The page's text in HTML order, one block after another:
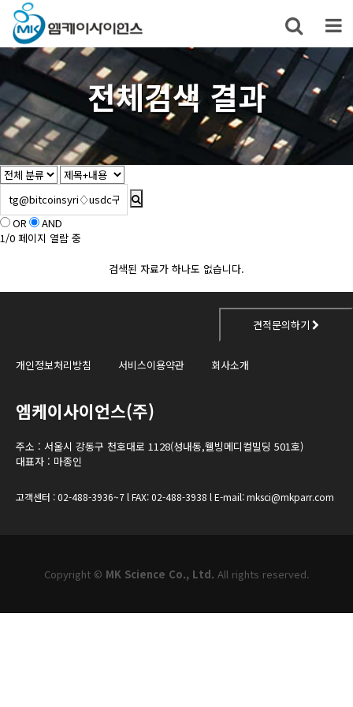
전체검색 결과
OR
AND
1/0 페이지 열람 중
검색된 자료가 하나도 없습니다.
견적문의하기
개인정보처리방침 서비스이용약관 회사소개
엠케이사이언스(주)
주소 : 서울시 강동구 천호대로 1128(성내동,웰빙메디컬빌딩 501호)
대표자 : 마종인
고객센터 : 02-488-3936~7 l FAX: 02-488-3938 l E-mail: mksci@mkparr.com
Copyright © MK Science Co., Ltd. All rights reserved.